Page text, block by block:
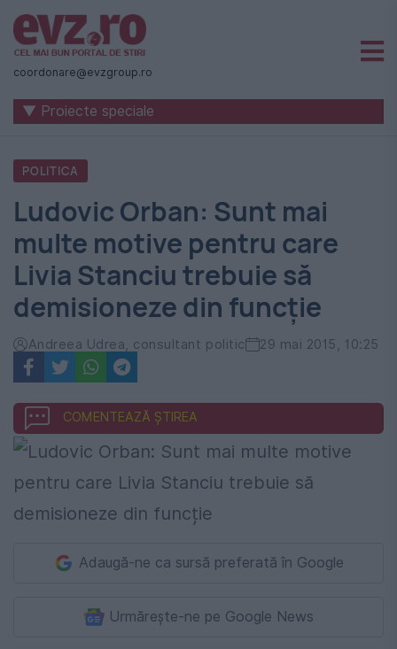
Știri
naționale
internaționale
România
-
Evenimentul
Zilei
coordonare@evzgroup.ro
▼ Proiecte speciale
POLITICA
Ludovic Orban: Sunt mai
multe motive pentru care
Livia Stanciu trebuie să
demisioneze din funcție
Andreea Udrea, consultant politic 29 mai 2015, 10:25
COMENTEAZĂ ȘTIREA
Adaugă-ne ca sursă preferată în Google
Urmărește-ne pe Google News